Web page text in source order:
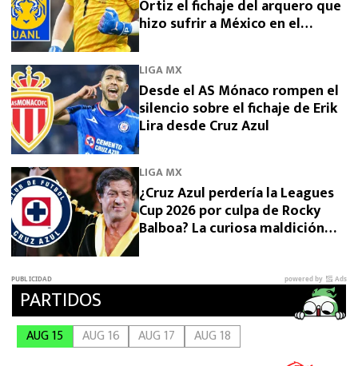
Ortiz el fichaje del arquero que
hizo sufrir a México en el
LIGA MX
Desde el AS Mónaco rompen el
silencio sobre el fichaje de Erik
Lira desde Cruz Azul
LIGA MX
¿Cruz Azul perdería la Leagues
Cup 2026 por culpa de Rocky
Balboa? La curiosa maldición